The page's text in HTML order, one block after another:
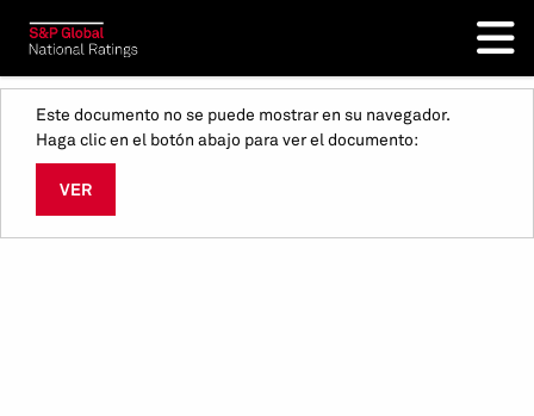
Este documento no se puede mostrar en su navegador.
Haga clic en el botón abajo para ver el documento:
VER